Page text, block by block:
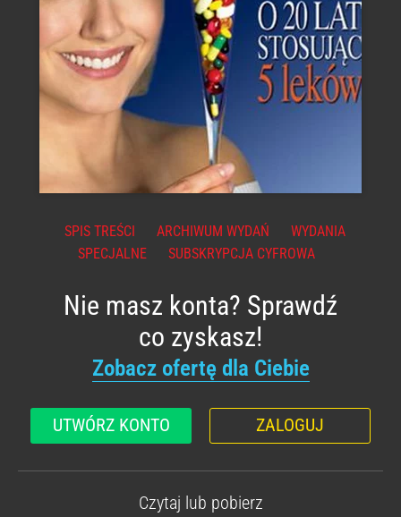
SPIS TREŚCI ARCHIWUM WYDAŃ
WYDANIA
SPECJALNE
SUBSKRYPCJA CYFROWA
Nie masz konta? Sprawdź
co zyskasz!
Zobacz ofertę dla Ciebie
UTWÓRZ KONTO ZALOGUJ
Czytaj lub pobierz